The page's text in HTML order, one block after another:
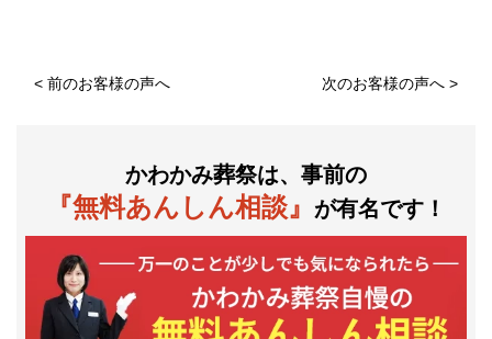
<前のお客様の声へ 次のお客様の声へ>
かわかみ葬祭は、事前の
『無料あんしん相談』 が有名です！